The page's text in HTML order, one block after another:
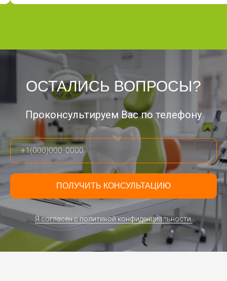
ОСТАЛИСЬ ВОПРОСЫ?
Проконсультируем Вас по телефону
ПОЛУЧИТЬ КОНСУЛЬТАЦИЮ
Я согласен с политикой конфиденциальности.